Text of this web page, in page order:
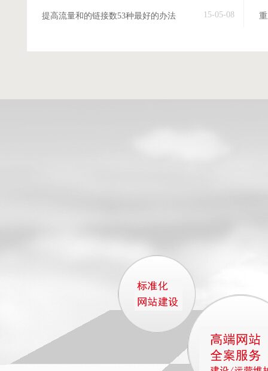
提高流量和的链接数53种最好的办法 15-05-08